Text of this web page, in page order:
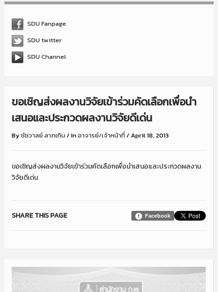
SDU Fanpage
SDU twitter
SDU Channel
ขอเชิญส่งผลงานวิจัยเข้าร่วมคัดเลือกเพื่อนำ
เสนอและประกวดผลงานวิจัยดีเด่น
Byชัชวาลย์ ลาภเกิน / Inอาจารย์/เจ้าหน้าที่/ April 18, 2013
ขอเชิญส่งผลงานวิจัยเข้าร่วมคัดเลือกเพื่อนำเสนอและประกวดผลงาน
วิจัยดีเด่น
Facebook
SHARE THIS PAGE